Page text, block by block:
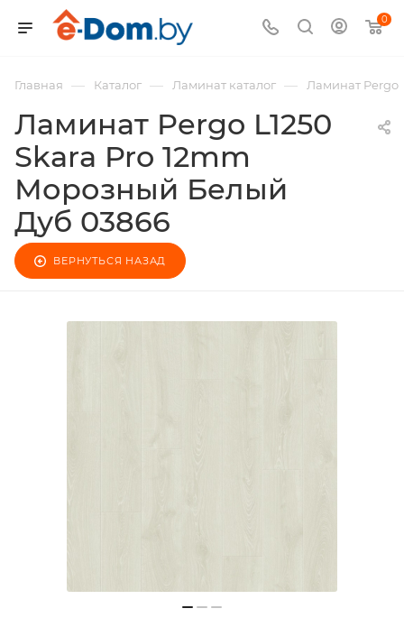
0
Главная — Каталог — Ламинат каталог — Ламинат Pergo
Ламинат Pergo L1250
Skara Pro 12mm
Морозный Белый
Дуб 03866
ВЕРНУТЬСЯ НАЗАД